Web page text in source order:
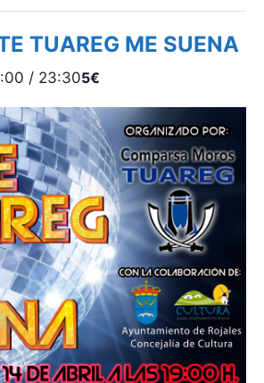
TUAREG ME SUENA
/ 23:305€